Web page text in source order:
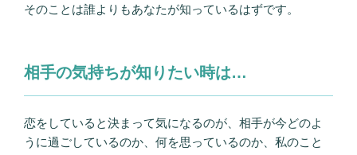
そのことは誰よりもあなたが知っているはずです。
相手の気持ちが知りたい時は…
恋をしていると決まって気になるのが、相手が今どのよ
うに過ごしているのか、何を思っているのか、私のこと